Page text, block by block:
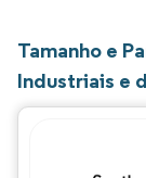
Tamanho e
Industriais e